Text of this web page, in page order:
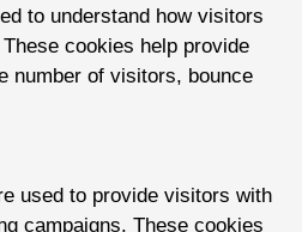
to understand how visitors
cookies help provide
number of visitors, bounce
used to provide visitors with
campaigns. These cookies